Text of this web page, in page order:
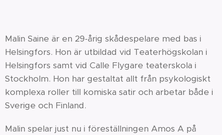
Malin Saine är en 29-årig skådespelare med bas i
Helsingfors. Hon är utbildad vid Teaterhögskolan i
Helsingfors samt vid Calle Flygare teaterskola i
Stockholm. Hon har gestaltat allt från psykologiskt
komplexa roller till komiska satir och arbetar både i
Sverige och Finland.
Malin spelar just nu i föreställningen Amos A på